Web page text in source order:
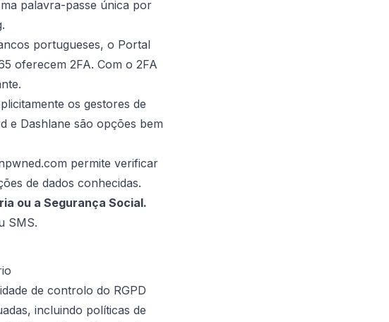
palavra-passe única por
portugueses, o Portal
oferecem 2FA. Com o 2FA
os gestores de
e Dashlane são opções bem
permite verificar
de dados conhecidas.
ou a Segurança Social.
SMS.
de controlo do RGPD
incluindo políticas de